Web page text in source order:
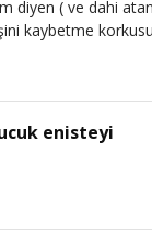
diyen ( ve dahi
kaybetme
enisteyi